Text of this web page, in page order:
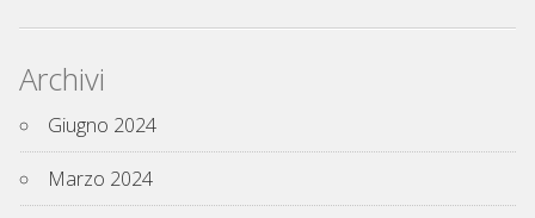
Archivi
Giugno 2024
Marzo 2024